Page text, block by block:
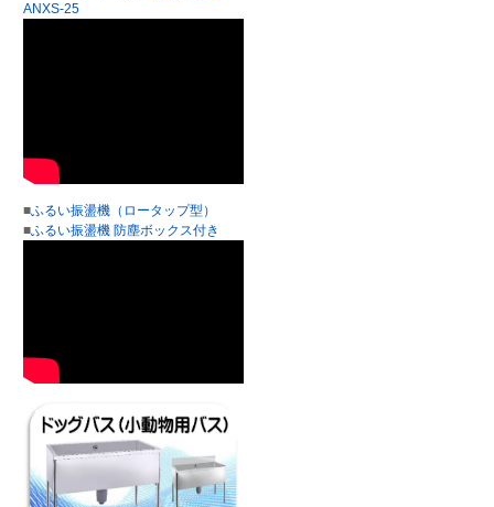
ANXS-25
■ふるい振盪機（ロータップ型）
■ふるい振盪機 防塵ボックス付き